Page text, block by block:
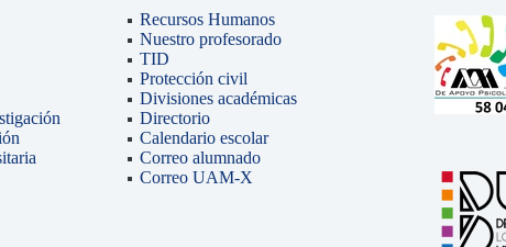
Recursos Humanos
Nuestro profesorado
TID
Protección civil
Divisiones académicas
Directorio
Calendario escolar
Correo alumnado
Correo UAM-X